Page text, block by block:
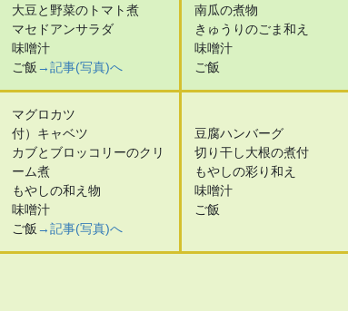
大豆と野菜のトマト煮
マセドアンサラダ
味噌汁
ご飯→記事(写真)へ
南瓜の煮物
きゅうりのごま和え
味噌汁
ご飯
マグロカツ
付）キャベツ
カブとブロッコリーのクリ
ーム煮
もやしの和え物
味噌汁
ご飯→記事(写真)へ
豆腐ハンバーグ
切り干し大根の煮付
もやしの彩り和え
味噌汁
ご飯